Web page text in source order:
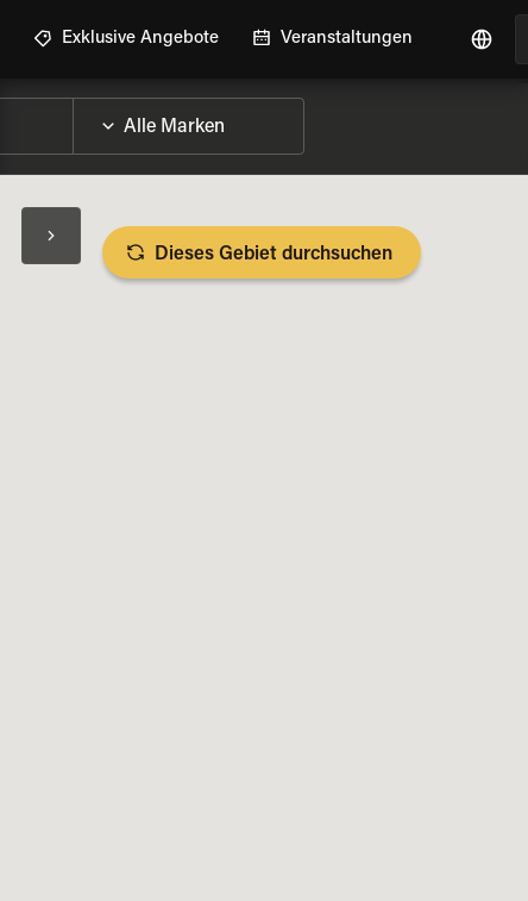
Exklusive Angebote Veranstaltungen
Dieses Gebiet durchsuchen